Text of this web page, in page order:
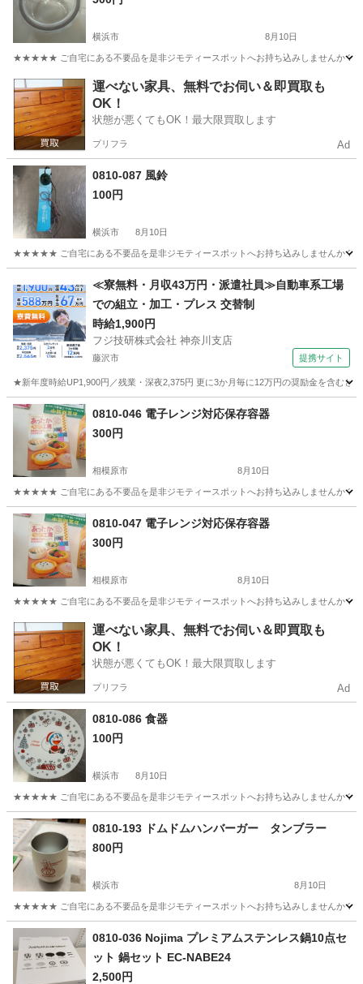
横浜市 8月10日
★★★★★ ご自宅にある不要品を是非ジモティースポットへお持ち込みしませんか？
神奈川 横浜市 食器 KEYUKA
運べない家具、無料でお伺い＆即買取も
OK！
状態が悪くてもOK！最大限買取します
プリフラ Ad
0810-087 風鈴
100円
横浜市 8月10日
★★★★★ ご自宅にある不要品を是非ジモティースポットへお持ち込みしませんか？
その他 風鈴
≪寮無料・月収43万円・派遣社員≫自動車系工場
での組立・加工・プレス 交替制
時給1,900円
フジ技研株式会社 神奈川支店
藤沢市 提携サイト
★新年度時給UP1,900円／残業・深夜2,375円 更に3か月毎に12万円の奨励金を含む
神奈川 藤沢市 0810-046 電子レンジ対応保存容器
300円
相模原市 8月10日
★★★★★ ご自宅にある不要品を是非ジモティースポットへお持ち込みしませんか？
神奈川 相模原市 調理器具
0810-047 電子レンジ対応保存容器
300円
相模原市 8月10日
★★★★★ ご自宅にある不要品を是非ジモティースポットへお持ち込みしませんか？
神奈川 相模原市 調理器具 容器
運べない家具、無料でお伺い＆即買取も
OK！
状態が悪くてもOK！最大限買取します
プリフラ Ad
0810-086 食器
100円
横浜市 8月10日
★★★★★ ご自宅にある不要品を是非ジモティースポットへお持ち込みしませんか？
神奈川 横浜市 現地
0810-193 ドムドムハンバーガー タンブラー
800円
横浜市 8月10日
★★★★★ ご自宅にある不要品を是非ジモティースポットへお持ち込みしませんか？
神奈川 横浜市 0810-036 Nojima プレミアムステンレス鍋10点セ
ット 鍋セット EC-NABE24
2,500円